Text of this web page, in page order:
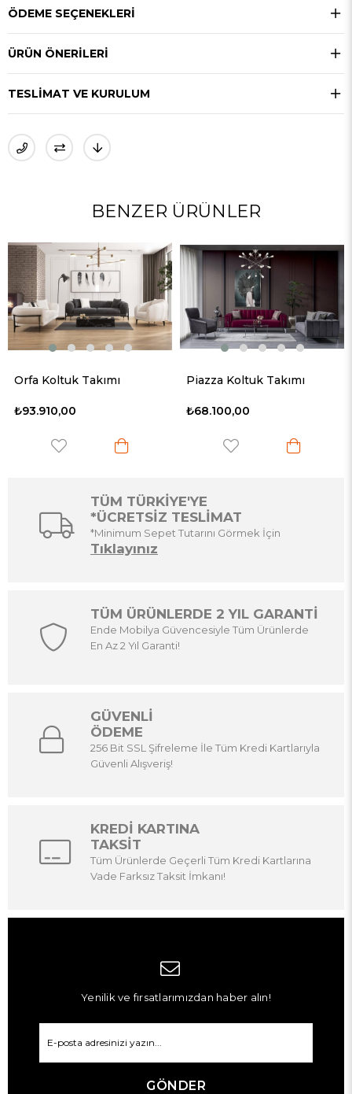
ÖDEME SEÇENEKLERI
ÜRÜN ÖNERILERI
TESLIMAT VE KURULUM
BENZER ÜRÜNLER
Piazza Koltuk Takımı
₺68.100,00
Torino Koltuk Takımı
₺58.210,00
TÜM TÜRKİYE'YE
*ÜCRETSİZ TESLİMAT
*Minimum Sepet Tutarını Görmek İçin
Tıklayınız
TÜM ÜRÜNLERDE 2 YIL GARANTİ
Ende Mobilya Güvencesiyle Tüm Ürünlerde
En Az 2 Yıl Garanti!
GÜVENLİ
ÖDEME
256 Bit SSL Şifreleme İle Tüm Kredi Kartlarıyla
Güvenli Alışveriş!
KREDİ KARTINA
TAKSİT
Tüm Ürünlerde Geçerli Tüm Kredi Kartlarına
Vade Farksız Taksit İmkanı!
Yenilik ve fırsatlarımızdan haber alın!
GÖNDER